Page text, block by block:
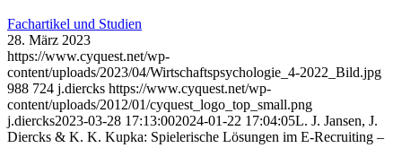
Fachartikel und Studien
28. März 2023
https://www.cyquest.net/wp-
content/uploads/2023/04/Wirtschaftspsychologie_4-2022_Bild.jpg
988 724 j.diercks https://www.cyquest.net/wp-
content/uploads/2012/01/cyquest_logo_top_small.png
j.diercks2023-03-28 17:13:002024-01-22 17:04:05L. J. Jansen, J.
Diercks & K. K. Kupka: Spielerische Lösungen im E-Recruiting –